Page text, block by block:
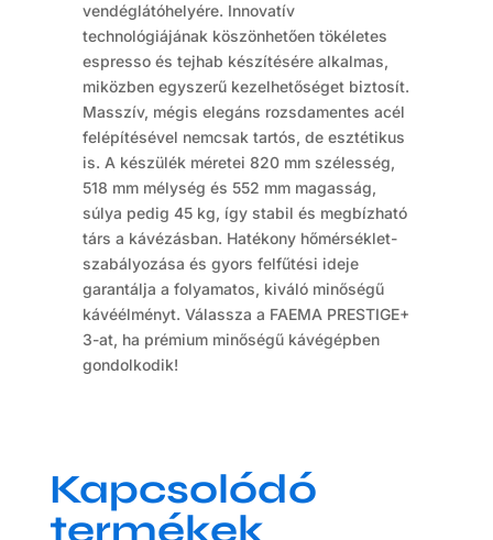
vendéglátóhelyére. Innovatív
technológiájának köszönhetően tökéletes
espresso és tejhab készítésére alkalmas,
miközben egyszerű kezelhetőséget biztosít.
Masszív, mégis elegáns rozsdamentes acél
felépítésével nemcsak tartós, de esztétikus
is. A készülék méretei 820 mm szélesség,
518 mm mélység és 552 mm magasság,
súlya pedig 45 kg, így stabil és megbízható
társ a kávézásban. Hatékony hőmérséklet-
szabályozása és gyors felfűtési ideje
garantálja a folyamatos, kiváló minőségű
kávéélményt. Válassza a FAEMA PRESTIGE+
3-at, ha prémium minőségű kávégépben
gondolkodik!
Kapcsolódó
termékek